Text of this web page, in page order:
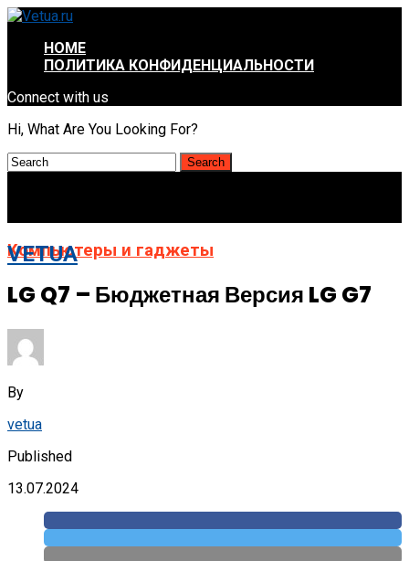
HOME
ПОЛИТИКА КОНФИДЕНЦИАЛЬНОСТИ
Connect with us
Hi, What Are You Looking For?
VETUA
Компьютеры и гаджеты
LG Q7 – Бюджетная Версия LG G7
By
vetua
Published
13.07.2024